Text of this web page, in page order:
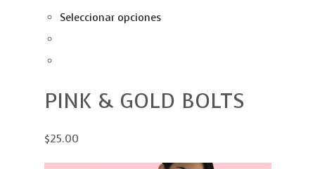
Seleccionar opciones
PINK & GOLD BOLTS
$25.00